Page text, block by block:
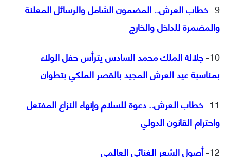
9- خطاب العرش.. المضمون الشامل والرسائل المعلنة
والمضمرة للداخل والخارج
10- جلالة الملك محمد السادس يترأس حفل الولاء
بمناسبة عيد العرش المجيد بالقصر الملكي بتطوان
11- خطاب العرش.. دعوة للسلام وإنهاء النزاع المفتعل
واحترام القانون الدولي
12- أصول الشعر الغنائي العالمي